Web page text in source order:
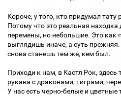
Короче, у того, кто придумал тату
Потому что это реальная находка
перемены, но небольшие. Это как
выглядишь иначе, а суть
снова станешь тем же, кем был.
Приходи к нам, в Кастл Рок,
рукава с драконами, тиграми,
У нас есть черно-белые и цветные